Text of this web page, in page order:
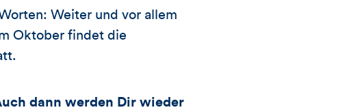
Weiter und vor allem
Oktober findet die
dann werden Dir wieder